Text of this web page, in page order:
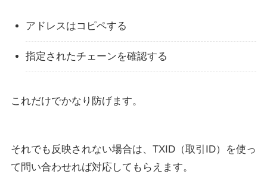
アドレスはコピペする
指定されたチェーンを確認する
これだけでかなり防げます。
それでも反映されない場合は、TXID（取引ID）を使っ
て問い合わせれば対応してもらえます。